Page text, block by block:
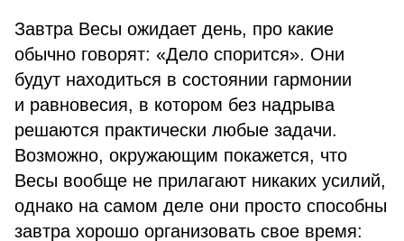
Завтра Весы ожидает день, про какие
обычно говорят: «Дело спорится». Они
будут находиться в состоянии гармонии
и равновесия, в котором без надрыва
решаются практически любые задачи.
Возможно, окружающим покажется, что
Весы вообще не прилагают никаких усилий,
однако на самом деле они просто способны
завтра хорошо организовать свое время: